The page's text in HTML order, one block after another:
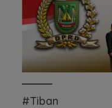
#Tiban